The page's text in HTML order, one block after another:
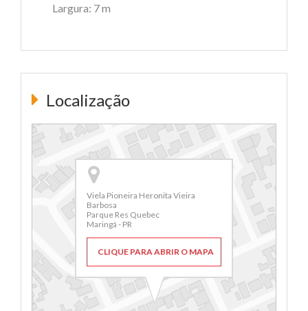
Largura: 7 m
Localização
Viela Pioneira Heronita Vieira
Barbosa
Parque Res Quebec
Maringá - PR
CLIQUE PARA ABRIR O MAPA